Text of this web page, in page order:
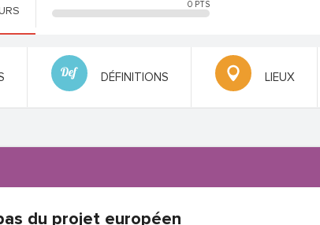
0 PTS
DÉFINITIONS LIEUX
du projet européen